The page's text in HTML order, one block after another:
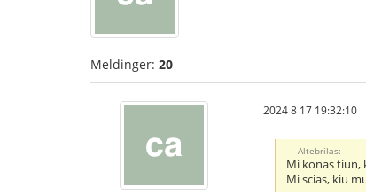
Meldinger: 20
2024 8 17 19:32:10
Altebrilas:
Mi konas tiun,
Mi scias, kiu